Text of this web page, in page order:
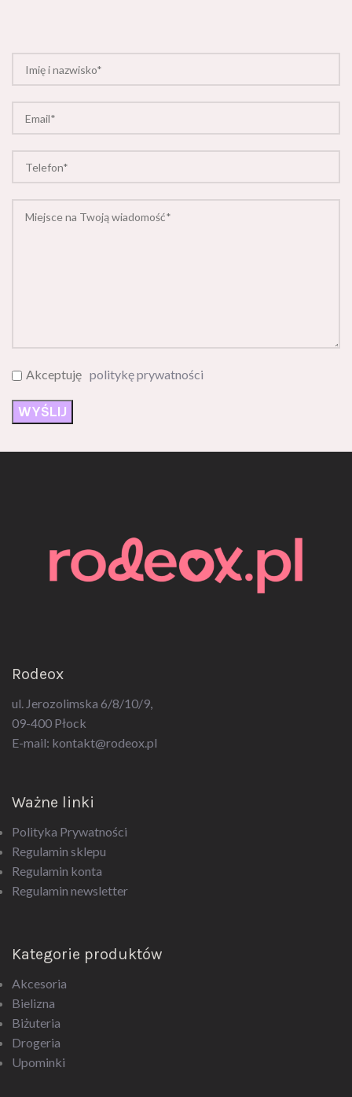
ul. Jerozolimska 6/8/10/9,
09-400 Płock
E-mail: kontakt@rodeox.pl
Polityka Prywatności
Regulamin sklepu
Regulamin konta
Regulamin newsletter
Akcesoria
Bielizna
Biżuteria
Drogeria
Upominki